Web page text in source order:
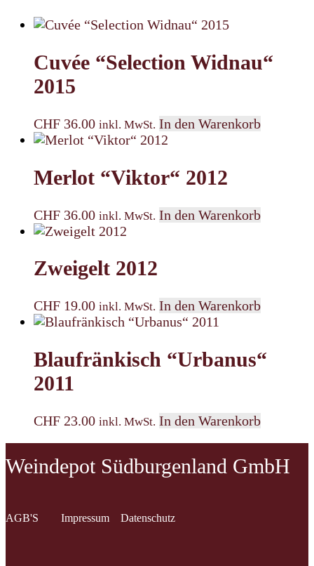
Cuvée “Selection Widnau“
2015
CHF 36.00 inkl. MwSt. In den Warenkorb
Merlot “Viktor“ 2012
CHF 36.00 inkl. MwSt. In den Warenkorb
Zweigelt 2012
CHF 19.00 inkl. MwSt. In den Warenkorb
Blaufränkisch “Urbanus“
2011
CHF 23.00 inkl. MwSt. In den Warenkorb
Weindepot Südburgenland GmbH
AGB'S Impressum Datenschutz